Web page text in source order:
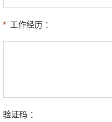
* 工作经历 ：
验证码 ：